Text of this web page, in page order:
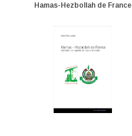
Hamas-Hezbollah de France